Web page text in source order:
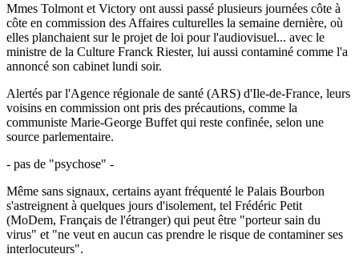
Mmes Tolmont et Victory ont aussi passé plusieurs journées côte à
côte en commission des Affaires culturelles la semaine dernière, où
elles planchaient sur le projet de loi pour l'audiovisuel... avec le
ministre de la Culture Franck Riester, lui aussi contaminé comme l'a
annoncé son cabinet lundi soir.
Alertés par l'Agence régionale de santé (ARS) d'Ile-de-France, leurs
voisins en commission ont pris des précautions, comme la
communiste Marie-George Buffet qui reste confinée, selon une
source parlementaire.
- pas de "psychose" -
Même sans signaux, certains ayant fréquenté le Palais Bourbon
s'astreignent à quelques jours d'isolement, tel Frédéric Petit
(MoDem, Français de l'étranger) qui peut être "porteur sain du
virus" et "ne veut en aucun cas prendre le risque de contaminer ses
interlocuteurs".